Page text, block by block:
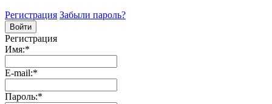
Регистрация Забыли пароль?
Регистрация
Имя:*
E-mail:*
Пароль:*